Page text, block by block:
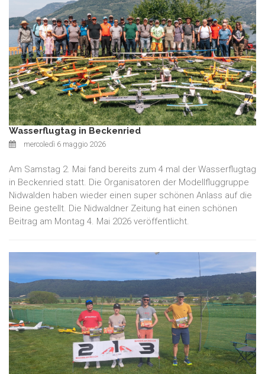
Wasserflugtag in Beckenried
mercoledì 6 maggio 2026
Am Samstag 2. Mai fand bereits zum 4 mal der Wasserflugtag
in Beckenried statt. Die Organisatoren der Modellfluggruppe
Nidwalden haben wieder einen super schönen Anlass auf die
Beine gestellt. Die Nidwaldner Zeitung hat einen schönen
Beitrag am Montag 4. Mai 2026 veröffentlicht.